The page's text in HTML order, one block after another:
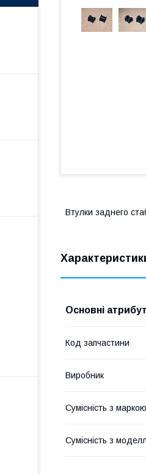
Втулки заднего
Основні
Код запчастини
Виробник
Сумісність з маркою
Сумісність з